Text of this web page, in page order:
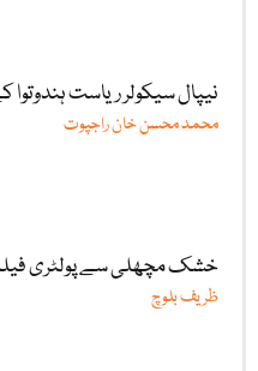
نیپال سیکولر ریاست
محمد محسن خان راجپوت
خشک مچھلی سے پولٹری
ظریف بلوچ